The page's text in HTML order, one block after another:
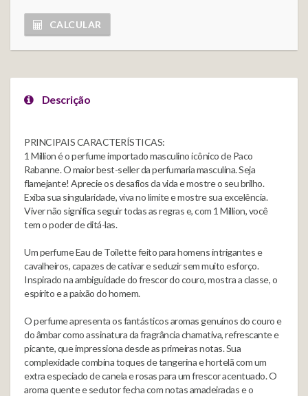
CALCULAR
Descrição
PRINCIPAIS CARACTERÍSTICAS:
1 Million é o perfume importado masculino icônico de Paco
Rabanne. O maior best-seller da perfumaria masculina. Seja
flamejante! Aprecie os desafios da vida e mostre o seu brilho.
Exiba sua singularidade, viva no limite e mostre sua excelência.
Viver não significa seguir todas as regras e, com 1 Million, você
tem o poder de ditá-las.
Um perfume Eau de Toilette feito para homens intrigantes e
cavalheiros, capazes de cativar e seduzir sem muito esforço.
Inspirado na ambiguidade do frescor do couro, mostra a classe, o
espírito e a paixão do homem.
O perfume apresenta os fantásticos aromas genuínos do couro e
do âmbar como assinatura da fragrância chamativa, refrescante e
picante, que impressiona desde as primeiras notas. Sua
complexidade combina toques de tangerina e hortelã com um
extra especiado de canela e rosas para um frescor acentuado. O
aroma quente e sedutor fecha com notas amadeiradas e o